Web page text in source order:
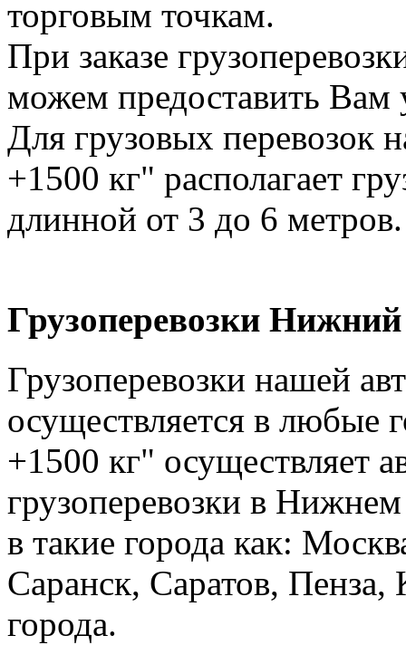
торговым точкам.
При заказе
можем предоставить Вам
Для грузовых перевозок
+1500 кг" располагает
длинной от 3 до 6 метров.
Грузоперевозки
Грузоперевозки нашей
осуществляется в любые
+1500 кг" осуществляет
грузоперевозки в
в такие города как:
Саранск, Саратов, Пенза,
города.